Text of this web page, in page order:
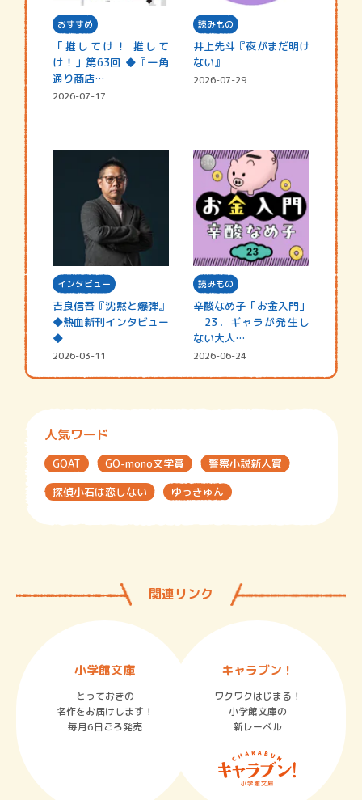
おすすめ
「推してけ！ 推して
け！」第63回 ◆『一角
通り商店…
2026-07-17
読みもの
井上先斗『夜がまだ明け
ない』
2026-07-29
インタビュー
吉良信吾『沈黙と爆弾』
◆熱血新刊インタビュー
◆
2026-03-11
読みもの
辛酸なめ子「お金入門」
23．ギャラが発生し
ない大人…
2026-06-24
人気ワード
GOAT GO-mono文学賞
警察小説新人賞
探偵小石は恋しない
ゆっきゅん
関連リンク
小学館文庫
とっておきの
名作をお届けします！
毎月6日ごろ発売
キャラブン！
ワクワクはじまる！
小学館文庫の
新レーベル